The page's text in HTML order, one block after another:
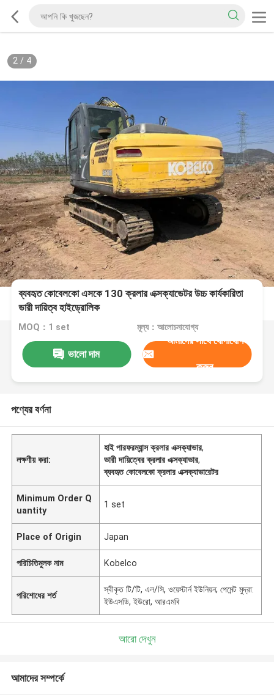
2/ 4
ব্যবহৃত কোবেলকো এসকে 130 ক্রলার এক্সক্যাভেটর উচ্চ কার্যকারিতা
ভারী দায়িত্ব হাইড্রোলিক
MOQ：1 set মূল্য：আলোচনাযোগ্য
ভালো দাম
আমাদের সাথে যোগাযোগ
করুন
পণ্যের বর্ণনা
লক্ষণীয় করা:
হাই পারফরম্যান্স ক্রলার এক্সক্যাভার,
ভারী দায়িত্বের ক্রলার এক্সক্যাভার,
ব্যবহৃত কোবেলকো ক্রলার এক্সক্যাভারেটর
Minimum Order Q
uantity
1 set
Place of Origin Japan
পরিচিতিমুলক নাম Kobelco
পরিশোধের শর্ত
স্বীকৃত টি/টি, এল/সি, ওয়েস্টার্ন ইউনিয়ন; পেমেন্ট মুদ্রা:
ইউএসডি, ইউরো, আরএমবি
আরো দেখুন
আমাদের সম্পর্কে